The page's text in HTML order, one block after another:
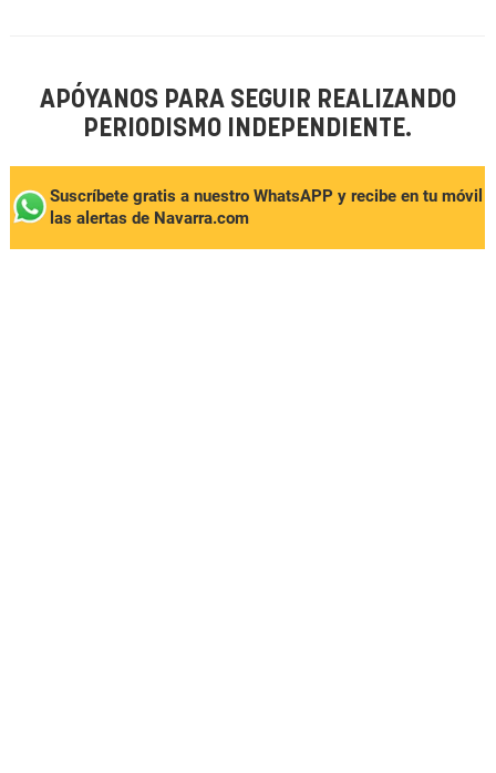
APÓYANOS PARA SEGUIR REALIZANDO
PERIODISMO INDEPENDIENTE.
Suscríbete gratis a nuestro WhatsAPP y recibe en tu móvil
las alertas de Navarra.com